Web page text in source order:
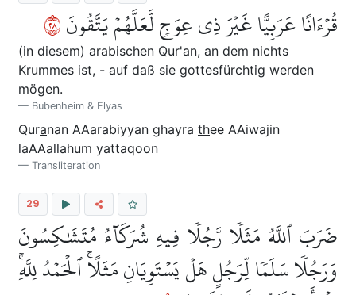
قُرۡءَانًا عَرَبِيًّا غَيۡرَ ذِي عِوَجٖ لَّعَلَّهُمۡ يَتَّقُونَ٨٢
(in diesem) arabischen Qur'an, an dem nichts
Krummes ist, - auf daß sie gottesfürchtig werden
mögen.
Bubenheim & Elyas
Quranan AAarabiyyan ghayra thee AAiwajin
laAAallahum yattaqoon
Transliteration
29
ضَرَبَ ٱللَّهُ مَثَلٗا رَّجُلٗا فِيهِ شُرَكَآءُ مُتَشَٰكِسُونَ
وَرَجُلٗا سَلَمٗا لِّرَجُلٍ هَلۡ يَسۡتَوِيَانِ مَثَلًاۚ ٱلۡحَمۡدُ لِلَّهِۚ